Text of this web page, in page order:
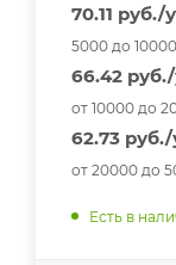
70.11 руб./
5000 до
66.42
от 10000 до
62.73
от 20000 до
Есть в